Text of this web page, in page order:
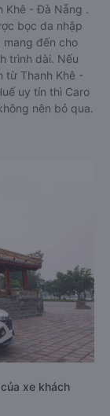
Khê - Đà Nẵng .
bọc da nhập
mang đến cho
trình dài. Nếu
từ Thanh Khê -
uy tín thì Caro
nên bỏ qua.
xe khách